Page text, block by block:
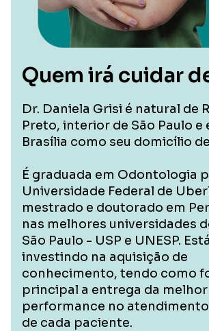
Quem irá cuidar
Dr. Daniela Grisi é natural de
Preto, interior de São Paulo e
Brasília como seu domicílio
É graduada em Odontologia
Universidade Federal de
mestrado e doutorado em
nas melhores universidades
São Paulo - USP e UNESP.
investindo na aquisição de
conhecimento, tendo como
principal a entrega da melhor
performance no
de cada paciente.